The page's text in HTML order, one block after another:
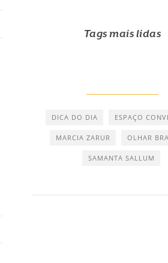
Tags mais lidas
DICA DO DIA ESPAÇO
MARCIA ZARUR OLHAR
SAMANTA SALLUM